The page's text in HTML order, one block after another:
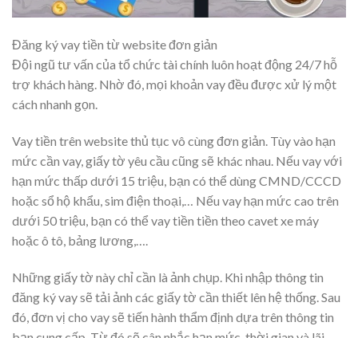
Đăng ký vay tiền từ website đơn giản
Đội ngũ tư vấn của tổ chức tài chính luôn hoạt động 24/7 hỗ
trợ khách hàng. Nhờ đó, mọi khoản vay đều được xử lý một
cách nhanh gọn.
Vay tiền trên website thủ tục vô cùng đơn giản. Tùy vào hạn
mức cần vay, giấy tờ yêu cầu cũng sẽ khác nhau. Nếu vay với
hạn mức thấp dưới 15 triệu, bạn có thể dùng CMND/CCCD
hoặc sổ hộ khẩu, sim điện thoại,… Nếu vay hạn mức cao trên
dưới 50 triệu, bạn có thể vay tiền tiền theo cavet xe máy
hoặc ô tô, bảng lương,….
Những giấy tờ này chỉ cần là ảnh chụp. Khi nhập thông tin
đăng ký vay sẽ tải ảnh các giấy tờ cần thiết lên hệ thống. Sau
đó, đơn vị cho vay sẽ tiến hành thẩm định dựa trên thông tin